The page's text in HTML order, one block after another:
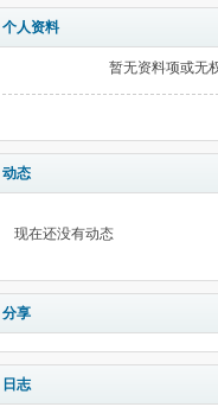
个人资料
暂无资料项或无
动态
现在还没有动态
分享
日志